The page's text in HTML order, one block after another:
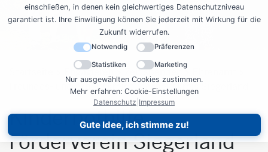
einschließen, in denen kein gleichwertiges Datenschutzniveau
garantiert ist. Ihre Einwilligung können Sie jederzeit mit Wirkung für die
Zukunft widerrufen.
Notwendig Präferenzen
Statistiken Marketing
Nur ausgewählten Cookies zustimmen.
Mehr erfahren: Cookie-Einstellungen
Datenschutz Impressum
Gute Idee, ich stimme zu!
Engagieren Zeit spenden
Freundes- und Arbeitskreise
Arbeitskreis Siegerland
Kindernothilfe
Förderverein Siegerland